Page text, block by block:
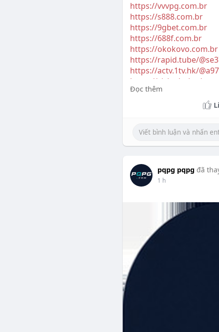
https://vvvpg.com.br
https://s888.com.br
https://9gbet.com.br
https://688f.com.br
https://okokovo.com.br
https://rapid.tube/
https://actv.1tv.hk/
https://
http://nimi.aitune.net/
https://
Đọc thêm
pqpg pqpg đã
1 h